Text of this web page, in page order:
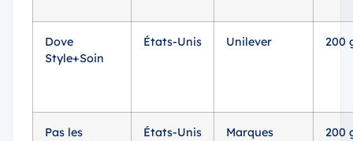
Dove
Style+Soin
États-Unis Unilever 200
Pas les
États-Unis
Marques
200